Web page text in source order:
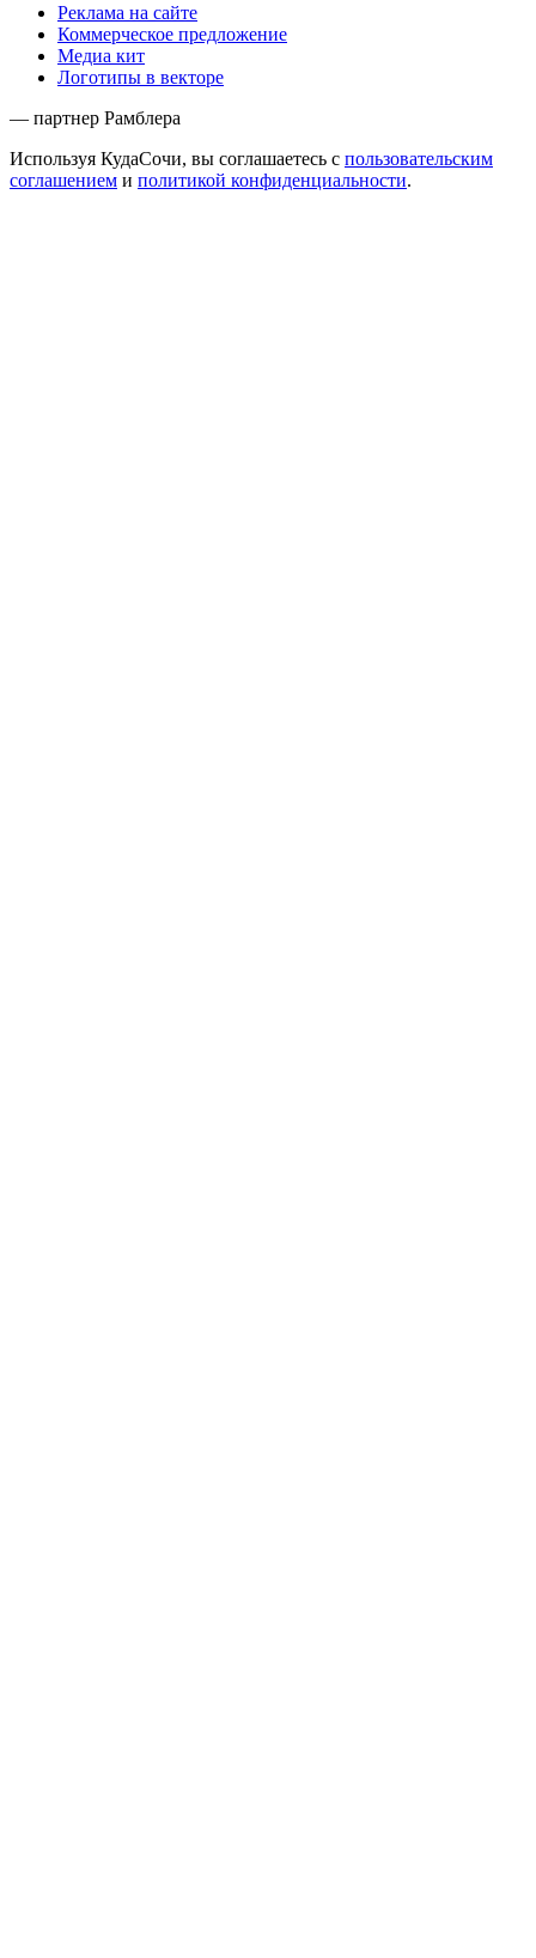
Реклама на сайте
Коммерческое предложение
Медиа кит
Логотипы в векторе
— партнер Рамблера
Используя КудаСочи, вы соглашаетесь с пользовательским
соглашением и политикой конфиденциальности.